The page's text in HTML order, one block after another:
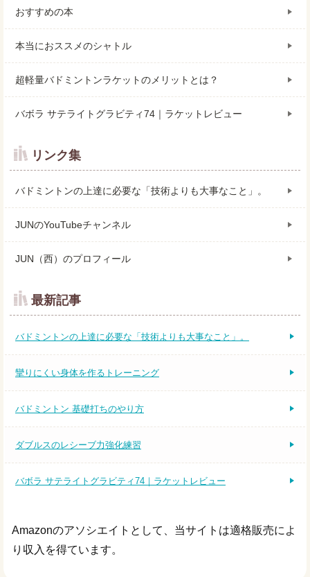
おすすめの本
本当におススメのシャトル
超軽量バドミントンラケットのメリットとは？
バボラ サテライトグラビティ74｜ラケットレビュー
リンク集
バドミントンの上達に必要な「技術よりも大事なこと」。
JUNのYouTubeチャンネル
JUN（西）のプロフィール
最新記事
バドミントンの上達に必要な「技術よりも大事なこと」。
攣りにくい身体を作るトレーニング
バドミントン 基礎打ちのやり方
ダブルスのレシーブ力強化練習
バボラ サテライトグラビティ74｜ラケットレビュー
Amazonのアソシエイトとして、当サイトは適格販売によ
り収入を得ています。